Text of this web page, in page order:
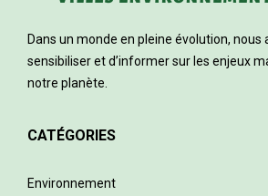
Dans un monde en pleine évolution, nous
sensibiliser et d’informer sur les enjeux
notre planète.
CATÉGORIES
Environnement